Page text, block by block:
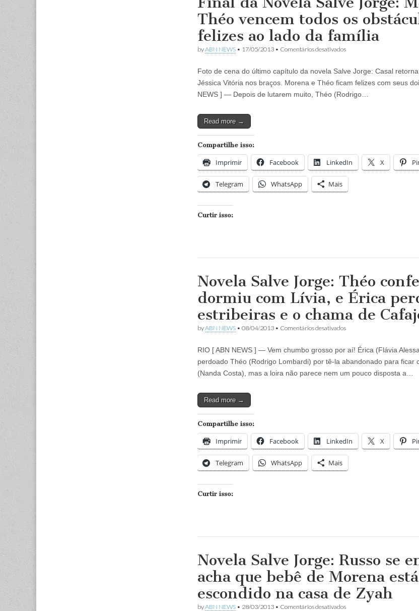
Théo vencem todos os
felizes ao lado da família
byABN NEWS • 17/05/2013 • Comentários desativadosem
Novela
Salve
Morena
e
são
felizes
ao
da
Foto de cena do último capítulo da novela Salve Jorge: Casal
Jéssica Vitória nos braços. Morena e Théo ficam felizes com seus
NEWS ] — Depois de lutarem muito, Théo (Rodrigo…
Read more →
Compartilhe isso:
Imprimir Facebook LinkedIn X
Telegram WhatsApp Mais
Curtir isso:
Novela Salve Jorge: Théo
dormiu com Lívia, e Érica
estribeiras e o chama de
byABN NEWS • 08/04/2013 • Comentários desativadosem
Jorge:
Théo
que
as
estribeiras
e
o
de
RIO [ ABN NEWS ] — Vem chumbo grosso por aí! Érica (Flávia
perdoado Théo (Rodrigo Lombardi) por tê-la abandonado para ficar
(Nanda Costa), mas a loira não parece nem um pouco disposta a…
Read more →
Compartilhe isso:
Imprimir Facebook LinkedIn X
Telegram WhatsApp Mais
Curtir isso:
Novela Salve Jorge: Russo se
acha que bebê de Morena está
escondido na casa de Zyah
byABN NEWS • 28/03/2013 • Comentários desativadosem